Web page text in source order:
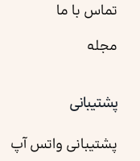
تماس با ما
مجله
پشتیبانی
پشتیبانی واتس آپ